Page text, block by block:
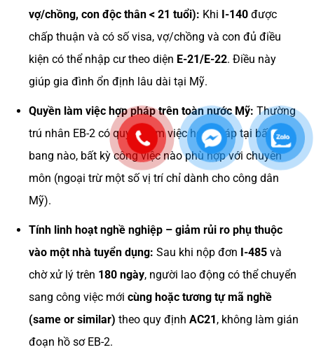
vợ/chồng, con độc thân < 21 tuổi): Khi I-140được
chấp thuận và có số visa, vợ/chồng và con đủ điều
kiện có thể nhập cư theo diện E-21/E-22. Điều này
giúp gia đình ổn định lâu dài tại Mỹ.
Quyền làm việc hợp pháp trên toàn nước Mỹ: Thường
trú nhân EB-2 có quyền làm việc hợp pháp tại bất kỳ
bang nào, bất kỳ công việc nào phù hợp với chuyên
môn (ngoại trừ một số vị trí chỉ dành cho công dân
Mỹ).
Tính linh hoạt nghề nghiệp – giảm rủi ro phụ thuộc
vào một nhà tuyển dụng: Sau khi nộp đơn I-485và
chờ xử lý trên 180 ngày, người lao động có thể chuyển
sang công việc mới cùng hoặc tương tự mã nghề
(same or similar) theo quy định AC21, không làm gián
đoạn hồ sơ EB-2.